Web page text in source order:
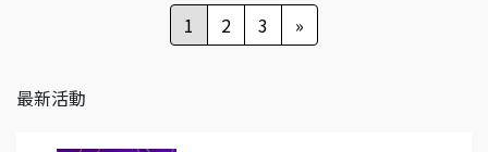
1 2 3 »
最新活動